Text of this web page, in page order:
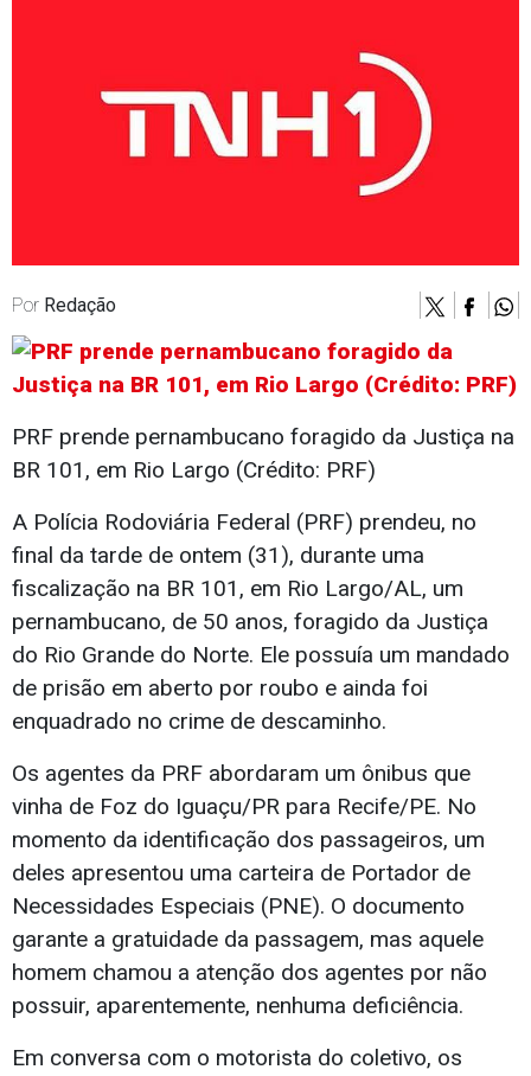
Por Redação
PRF prende pernambucano foragido da Justiça na
BR 101, em Rio Largo (Crédito: PRF)
A Polícia Rodoviária Federal (PRF) prendeu, no
final da tarde de ontem (31), durante uma
fiscalização na BR 101, em Rio Largo/AL, um
pernambucano, de 50 anos, foragido da Justiça
do Rio Grande do Norte. Ele possuía um mandado
de prisão em aberto por roubo e ainda foi
enquadrado no crime de descaminho.
Os agentes da PRF abordaram um ônibus que
vinha de Foz do Iguaçu/PR para Recife/PE. No
momento da identificação dos passageiros, um
deles apresentou uma carteira de Portador de
Necessidades Especiais (PNE). O documento
garante a gratuidade da passagem, mas aquele
homem chamou a atenção dos agentes por não
possuir, aparentemente, nenhuma deficiência.
Em conversa com o motorista do coletivo, os